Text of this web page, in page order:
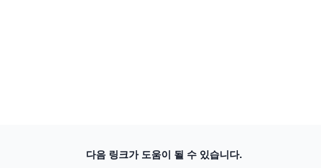
다음 링크가 도움이 될 수 있습니다.